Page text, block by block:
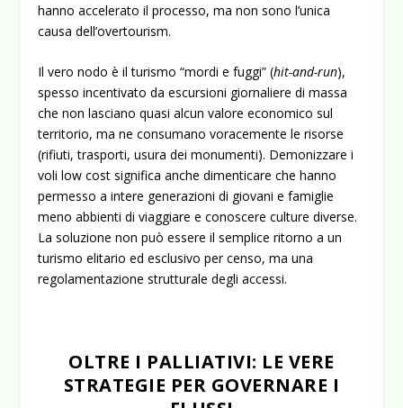
hanno accelerato il processo, ma non sono l’unica
causa dell’overtourism.
Il vero nodo è il turismo “mordi e fuggi” (hit-and-run),
spesso incentivato da escursioni giornaliere di massa
che non lasciano quasi alcun valore economico sul
territorio, ma ne consumano voracemente le risorse
(rifiuti, trasporti, usura dei monumenti). Demonizzare i
voli low cost significa anche dimenticare che hanno
permesso a intere generazioni di giovani e famiglie
meno abbienti di viaggiare e conoscere culture diverse.
La soluzione non può essere il semplice ritorno a un
turismo elitario ed esclusivo per censo, ma una
regolamentazione strutturale degli accessi.
OLTRE I PALLIATIVI: LE VERE
STRATEGIE PER GOVERNARE I